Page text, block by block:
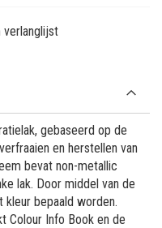
verlanglijst
gebaseerd op de
en herstellen van
bevat non-metallic
lak. Door middel van de
kleur bepaald worden.
Colour Info Book en de